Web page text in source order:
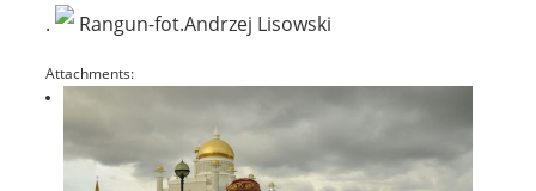
. Rangun-fot.Andrzej Lisowski
Attachments: